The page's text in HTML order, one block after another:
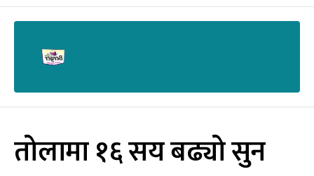
तोलामा १६ सय बढ्यो सुन